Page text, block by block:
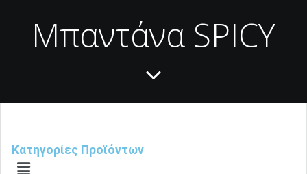
Μπαντάνα SPICY
Κατηγορίες Προϊόντων